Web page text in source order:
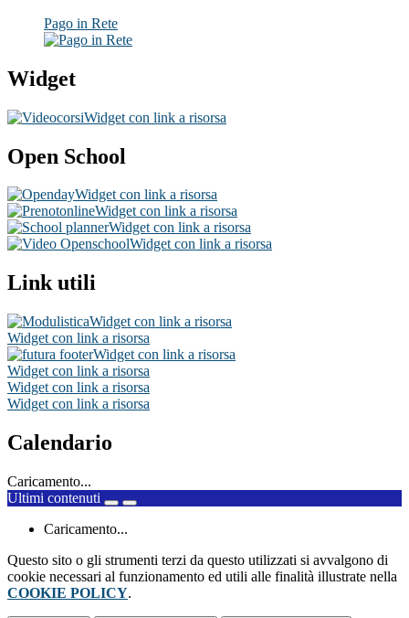
Pago in Rete
Widget
Widget con link a risorsa
Open School
Widget con link a risorsa
Widget con link a risorsa
Widget con link a risorsa
Widget con link a risorsa
Link utili
Widget con link a risorsa
Widget con link a risorsa
Widget con link a risorsa
Widget con link a risorsa
Widget con link a risorsa
Widget con link a risorsa
Calendario
Caricamento...
Ultimi contenuti
Caricamento...
Questo sito o gli strumenti terzi da questo utilizzati si avvalgono di
cookie necessari al funzionamento ed utili alle finalità illustrate nella
COOKIE POLICY.